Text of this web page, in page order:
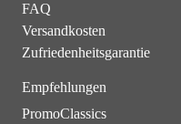
FAQ
Versandkosten
Zufriedenheitsgarantie
Empfehlungen
PromoClassics